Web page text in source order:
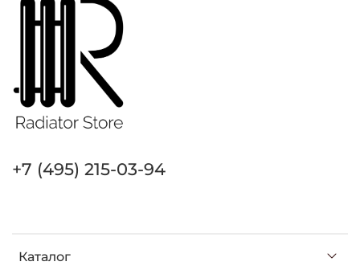
Каталог
+7 (495) 215-03-94